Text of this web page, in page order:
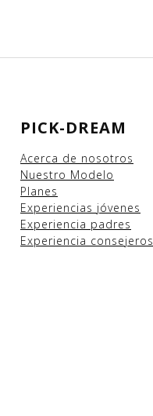
PICK-DREAM
Acerca de nosotros
Nuestro Modelo
Planes
Experiencias jóvenes
Experiencia padres
Experiencia consejeros